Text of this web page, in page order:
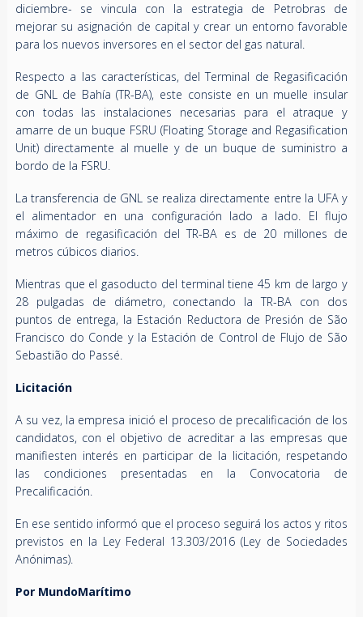
diciembre- se vincula con la estrategia de Petrobras de
mejorar su asignación de capital y crear un entorno favorable
para los nuevos inversores en el sector del gas natural.
Respecto a las características, del Terminal de Regasificación
de GNL de Bahía (TR-BA), este consiste en un muelle insular
con todas las instalaciones necesarias para el atraque y
amarre de un buque FSRU (Floating Storage and Regasification
Unit) directamente al muelle y de un buque de suministro a
bordo de la FSRU.
La transferencia de GNL se realiza directamente entre la UFA y
el alimentador en una configuración lado a lado. El flujo
máximo de regasificación del TR-BA es de 20 millones de
metros cúbicos diarios.
Mientras que el gasoducto del terminal tiene 45 km de largo y
28 pulgadas de diámetro, conectando la TR-BA con dos
puntos de entrega, la Estación Reductora de Presión de São
Francisco do Conde y la Estación de Control de Flujo de São
Sebastião do Passé.
Licitación
A su vez, la empresa inició el proceso de precalificación de los
candidatos, con el objetivo de acreditar a las empresas que
manifiesten interés en participar de la licitación, respetando
las condiciones presentadas en la Convocatoria de
Precalificación.
En ese sentido informó que el proceso seguirá los actos y ritos
previstos en la Ley Federal 13.303/2016 (Ley de Sociedades
Anónimas).
Por MundoMarítimo